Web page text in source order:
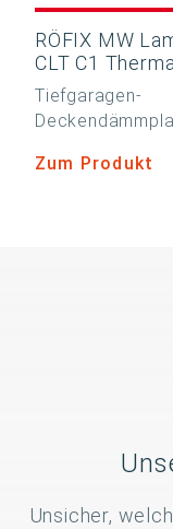
RÖFIX MW
CLT C1 Thermal
Tiefgaragen-
Zum Produkt
Unsicher,